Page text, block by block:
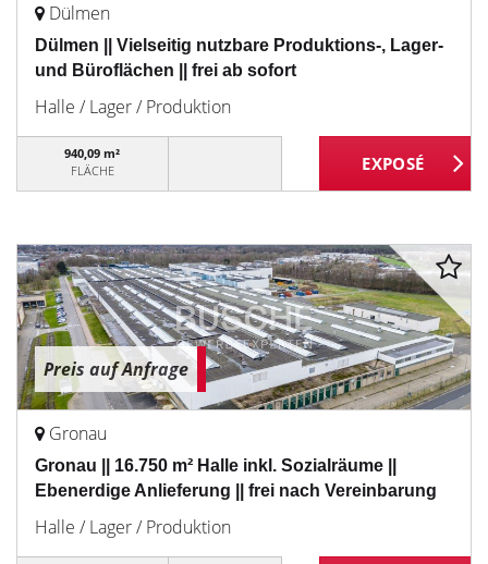
Dülmen
Dülmen || Vielseitig nutzbare Produktions-, Lager-
und Büroflächen || frei ab sofort
Halle / Lager / Produktion
940,09 m²
FLÄCHE
Preis auf Anfrage
Gronau
Gronau || 16.750 m² Halle inkl. Sozialräume ||
Ebenerdige Anlieferung || frei nach Vereinbarung
Halle / Lager / Produktion